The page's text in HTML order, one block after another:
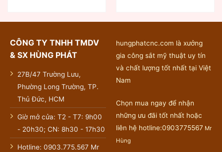
CÔNG TY TNHH TMDV
& SX HÙNG PHÁT
27B/47 Trường Lưu,
Phường Long Trường, TP.
Thủ Đức, HCM
Giờ mở cửa: T2 - T7: 9h00
- 20h30; CN: 8h30 - 17h30
Hotline: 0903.775.567 Mr
hungphatcnc.com là xưởng
gia công sắt mỹ thuật uy tín
và chất lượng tốt nhất tại Việt
Nam
Chọn mua ngay để nhận
những ưu đãi tốt nhất hoặc
liên hệ hotline:0903775567 Mr
Hùng